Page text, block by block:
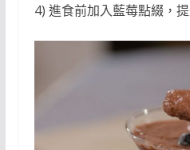
4) 進食前加入藍莓點綴，